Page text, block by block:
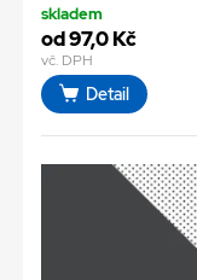
skladem
od 97,0 Kč
vč. DPH
Detail